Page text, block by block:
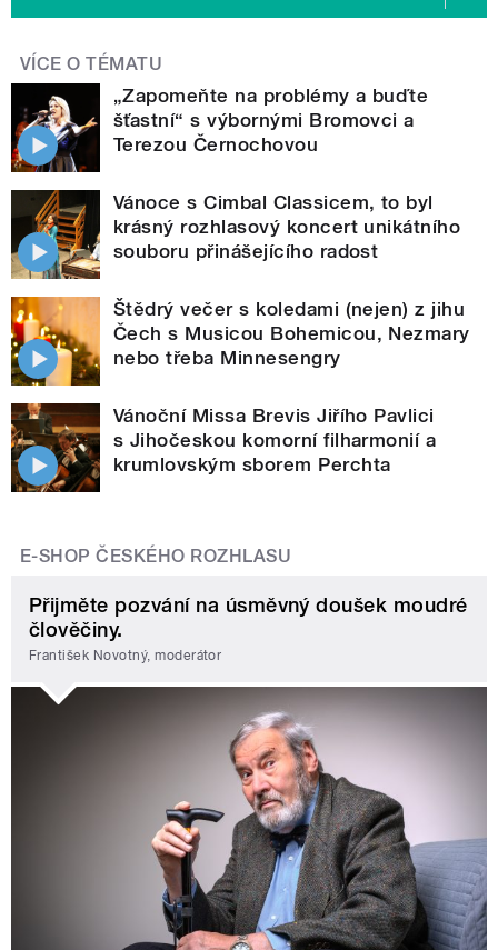
VÍCE O TÉMATU
„Zapomeňte na problémy a buďte
šťastní“ s výbornými Bromovci a
Terezou Černochovou
Vánoce s Cimbal Classicem, to byl
krásný rozhlasový koncert unikátního
souboru přinášejícího radost
Štědrý večer s koledami (nejen) z jihu
Čech s Musicou Bohemicou, Nezmary
nebo třeba Minnesengry
Vánoční Missa Brevis Jiřího Pavlici
s Jihočeskou komorní filharmonií a
krumlovským sborem Perchta
E-SHOP ČESKÉHO ROZHLASU
Přijměte pozvání na úsměvný doušek moudré
člověčiny.
František Novotný, moderátor